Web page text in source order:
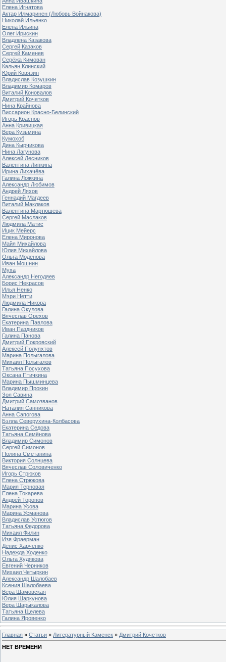
Елена Игнатова
Актар Илмаринен (Любовь Войнакова)
Николай Ильенко
Елена Ильина
Олег Ирискин
Владлена Казакова
Сергей Казаков
Сергей Каменев
Серёжа Кимован
Кальян Клинский
Юрий Ковязин
Владислав Козушкин
Владимир Комаров
Виталий Коновалов
Дмитрий Кочетков
Нина Крайнова
Виссарион Красно-Белинский
Игорь Краснов
Анна Кривицкая
Вера Кузьмина
Кумохоб
Дина Кырчикова
Нина Лагунова
Алексей Лесников
Валентина Липкина
Ирина Лихачёва
Галина Ложкина
Александр Любимов
Андрей Ляхов
Геннадий Магдеев
Виталий Маклаков
Валентина Мартюшева
Сергей Маслаков
Людмила Матис
Ицик Мейерс
Елена Миронова
Майя Михайлова
Юлия Михайлова
Ольга Моденова
Иван Мошнин
Муха
Александр Негодяев
Борис Некрасов
Илья Ненко
Мэри Нетти
Людмила Никора
Галина Окулова
Вячеслав Орехов
Екатерина Павлова
Иван Паздников
Галина Панова
Дмитрий Покровский
Алексей Полуяхтов
Марина Полыгалова
Михаил Полыгалов
Татьяна Посухова
Оксана Птичкина
Марина Пышминцева
Владимир Прокин
Зоя Савина
Дмитрий Самозванов
Наталия Санникова
Анна Сапогова
Бэлла Северухина-Колбасова
Екатерина Седова
Татьяна Семёнова
Владимир Симонов
Сергей Симонов
Полина Сметанина
Виктория Солнцева
Вячеслав Соловиченко
Игорь Стрюков
Елена Стрюкова
Мария Терновая
Елена Токарева
Андрей Торопов
Марина Усова
Марина Усманова
Владислав Устюгов
Татьяна Федорова
Михаил Филин
Изя Фраерман
Денис Харченко
Надежда Ходенко
Ольга Худякова
Евгений Черников
Михаил Четыркин
Александр Шалобаев
Ксения Шалобаева
Вера Шамовская
Юлия Шаркунова
Вера Шарыкалова
Татьяна Щелева
Галина Яровенко
Главная » Статьи » Литературный Каменск » Дмитрий Кочетков
НЕТ ВРЕМЕНИ